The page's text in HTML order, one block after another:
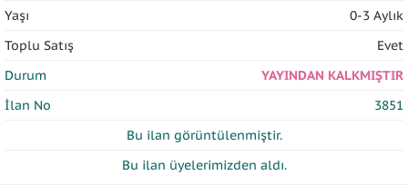
Yaşı
0-3 Aylık
Toplu Satış
Evet
Durum
YAYINDAN KALKMIŞTIR
İlan No
3851
Bu ilan görüntülenmiştir.
Bu ilan üyelerimizden aldı.